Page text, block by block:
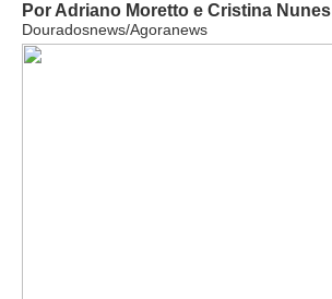
Por Adriano Moretto e Cristina Nunes
Douradosnews/Agoranews